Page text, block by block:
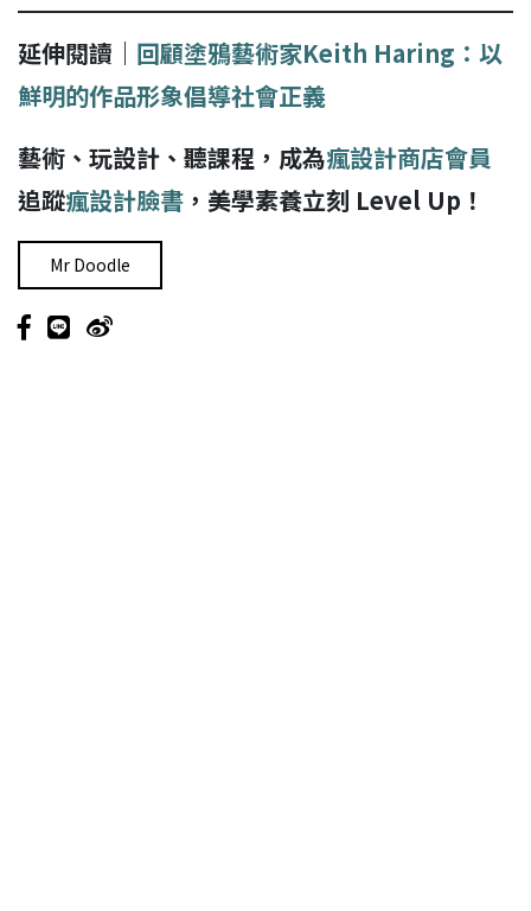
延伸閱讀｜ 回顧塗鴉藝術家Keith Haring：以
鮮明的作品形象倡導社會正義
藝術、玩設計、聽課程，成為瘋設計商店會員
追蹤瘋設計臉書 ，美學素養立刻 Level Up！
Mr Doodle